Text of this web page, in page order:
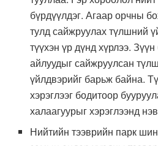
бүрдүүлдэг. Агаар орчны
тулд сайжруулах түлшний
түүхэн үр дүнд хүрлээ.
айлуудыг сайжруулсан
үйлдвэрийг барьж байна.
хэрэглээг бодитоор
халаагуурыг хэрэглээнд
Нийтийн тээврийн парк